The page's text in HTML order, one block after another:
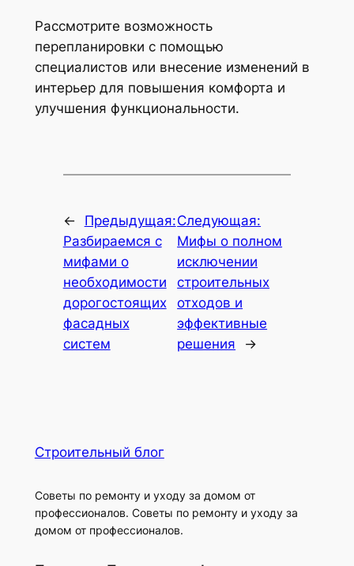
Рассмотрите возможность
перепланировки с помощью
специалистов или внесение изменений в
интерьер для повышения комфорта и
улучшения функциональности.
←
Предыдущая:
Разбираемся с
мифами о
необходимости
дорогостоящих
фасадных
систем
Следующая:
Мифы о полном
исключении
строительных
отходов и
эффективные
решения
→
Строительный блог
Советы по ремонту и уходу за домом от
профессионалов. Советы по ремонту и уходу за
домом от профессионалов.